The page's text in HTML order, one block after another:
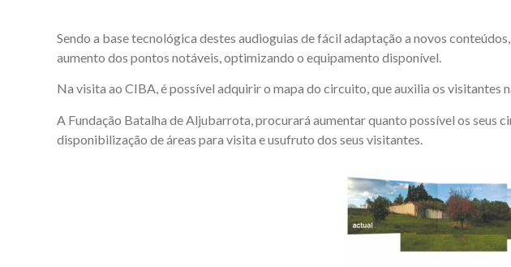
Sendo a base tecnológica destes audioguias de fácil adaptação a novos
aumento dos pontos notáveis, optimizando o equipamento disponível.
Na visita ao CIBA, é possível adquirir o mapa do circuito, que auxilia os
A Fundação Batalha de Aljubarrota, procurará aumentar quanto possível os seus
disponibilização de áreas para visita e usufruto dos seus visitantes.